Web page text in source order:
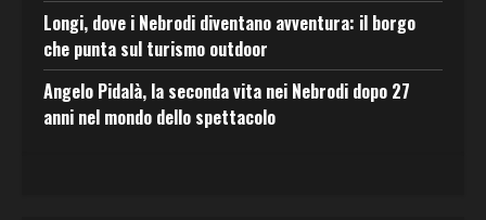
Longi, dove i Nebrodi diventano avventura: il borgo
che punta sul turismo outdoor
Angelo Pidalà, la seconda vita nei Nebrodi dopo 27
anni nel mondo dello spettacolo